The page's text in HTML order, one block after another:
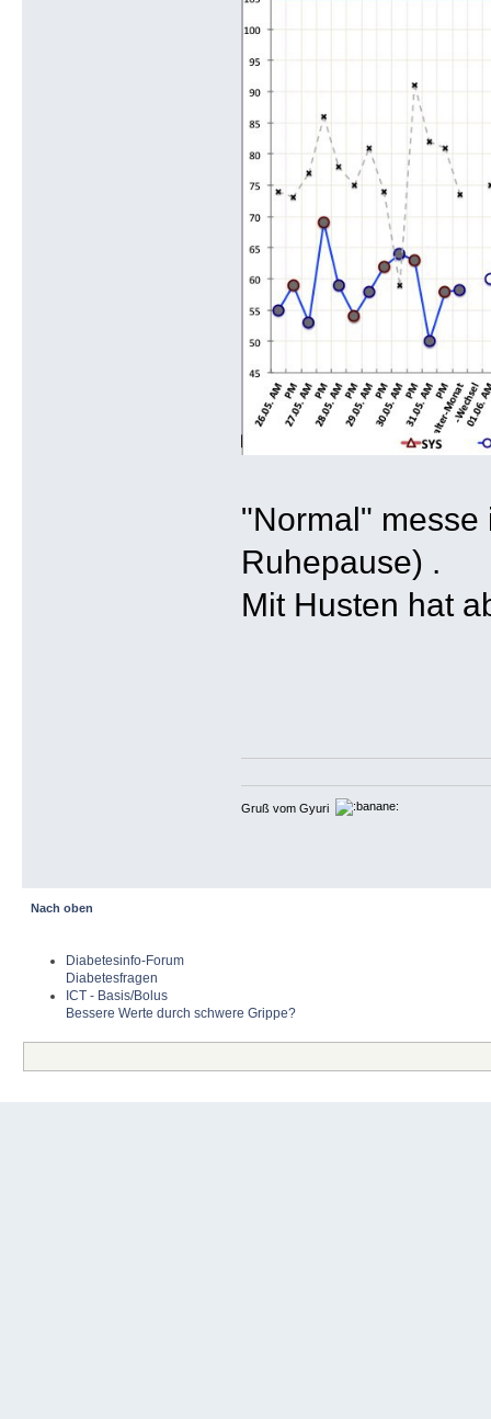
"Normal"
Ruhepause) .
Mit Husten hat
Gruß vom Gyuri
Nach oben
Diabetesinfo-Forum
Diabetesfragen
ICT - Basis/Bolus
Bessere Werte durch schwere Grippe?